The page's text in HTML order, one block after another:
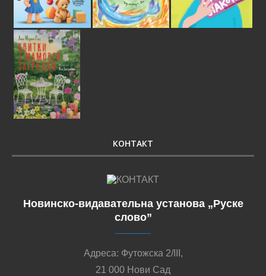
КОНТАКТ
Новинско-видавательна установа „Руске
слово”
Адреса: Футожска 2/III,
21 000 Нови Сад